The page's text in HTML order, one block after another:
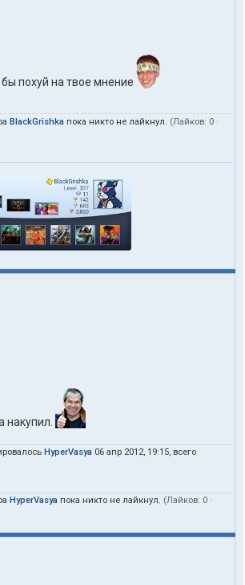
бы похуй на твое мнение
BlackGrishka пока никто не лайкнул. (Лайков: 0 ·
накупил.
HyperVasya 06 апр 2012, 19:15, всего
HyperVasya пока никто не лайкнул. (Лайков: 0 ·